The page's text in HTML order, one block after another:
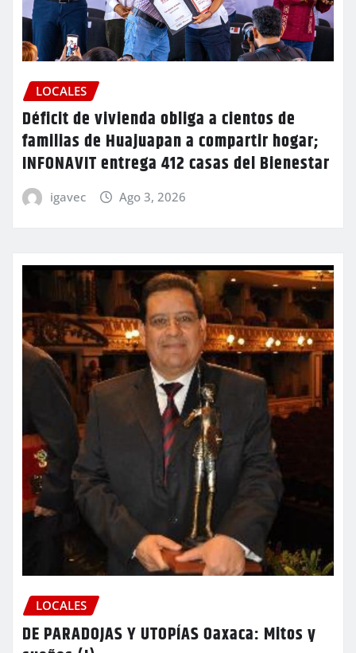
LOCALES
Déficit de vivienda obliga a cientos de
familias de Huajuapan a compartir hogar;
INFONAVIT entrega 412 casas del Bienestar
igavec Ago 3, 2026
LOCALES
DE PARADOJAS Y UTOPÍAS Oaxaca: Mitos y